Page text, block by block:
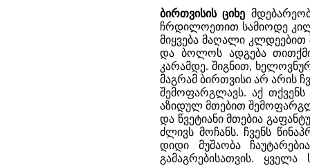
ბირთვისის ციხე
ჩრდილოეთით სამიოდე
მიყვება მაღალი
და ბოლოს ადგება
კარამდე. შიგნით,
მაგრამ ბირთვისი არ არის
შემოფარგლავს. აქ თქვენს
აზიდულ მთებით
და წვეტიანი მთებია
ძლივს მოჩანს. ჩვენს
დიდი მუშაობა
გამაგრებისათვის.